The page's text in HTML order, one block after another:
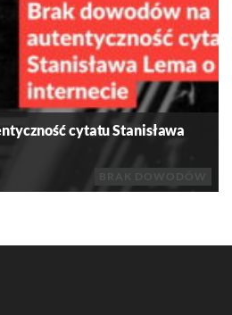
cytatu Stanisława